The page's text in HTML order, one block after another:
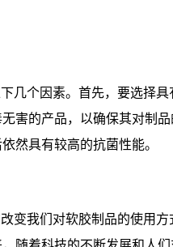
几个因素。首先，要选择
害的产品，以确保其对制
然具有较高的抗菌性能。
变我们对软胶制品的使用